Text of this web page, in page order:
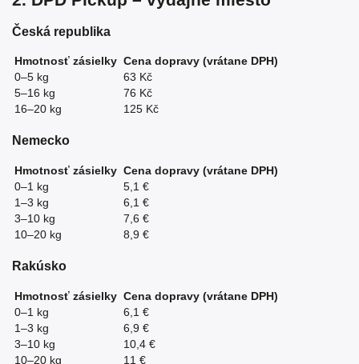
Česká republika
Hmotnosť zásielky Cena dopravy (vrátane DPH)
0–5 kg
63 Kč
5–16 kg
76 Kč
16–20 kg
125 Kč
Nemecko
Hmotnosť zásielky Cena dopravy (vrátane DPH)
0–1 kg
5,1 €
1–3 kg
6,1 €
3–10 kg
7,6 €
10–20 kg
8,9 €
Rakúsko
Hmotnosť zásielky Cena dopravy (vrátane DPH)
0–1 kg
6,1 €
1–3 kg
6,9 €
3–10 kg
10,4 €
10–20 kg
11 €